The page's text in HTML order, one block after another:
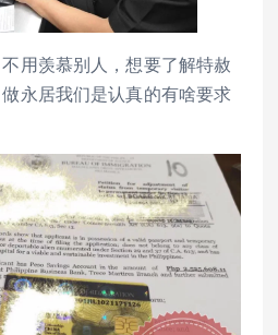
用羡慕别人，想要了解特赦
永居我们是认真的有啥要求